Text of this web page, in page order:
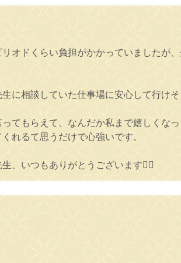
オドくらい負担がかかっていましたが
に相談していた仕事場に安心して行けそ
てもらえて、なんだか私まで嬉しくな
れるて思うだけで心強いです。
、いつもありがとうございます🙇‍♀️